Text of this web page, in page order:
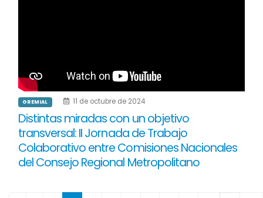
GREMIAL 11 de octubre de 2024
Distintas miradas con un objetivo
transversal: II Jornada de Trabajo
Colaborativo entre Comisiones Nacionales
del Consejo Regional Metropolitano